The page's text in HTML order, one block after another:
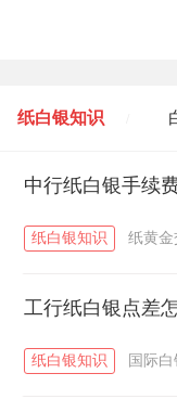
纸白银知识
黄金T+D知识 /
中行纸白银手续
纸白银知识 纸黄金
工行纸白银点差
纸白银知识 国际